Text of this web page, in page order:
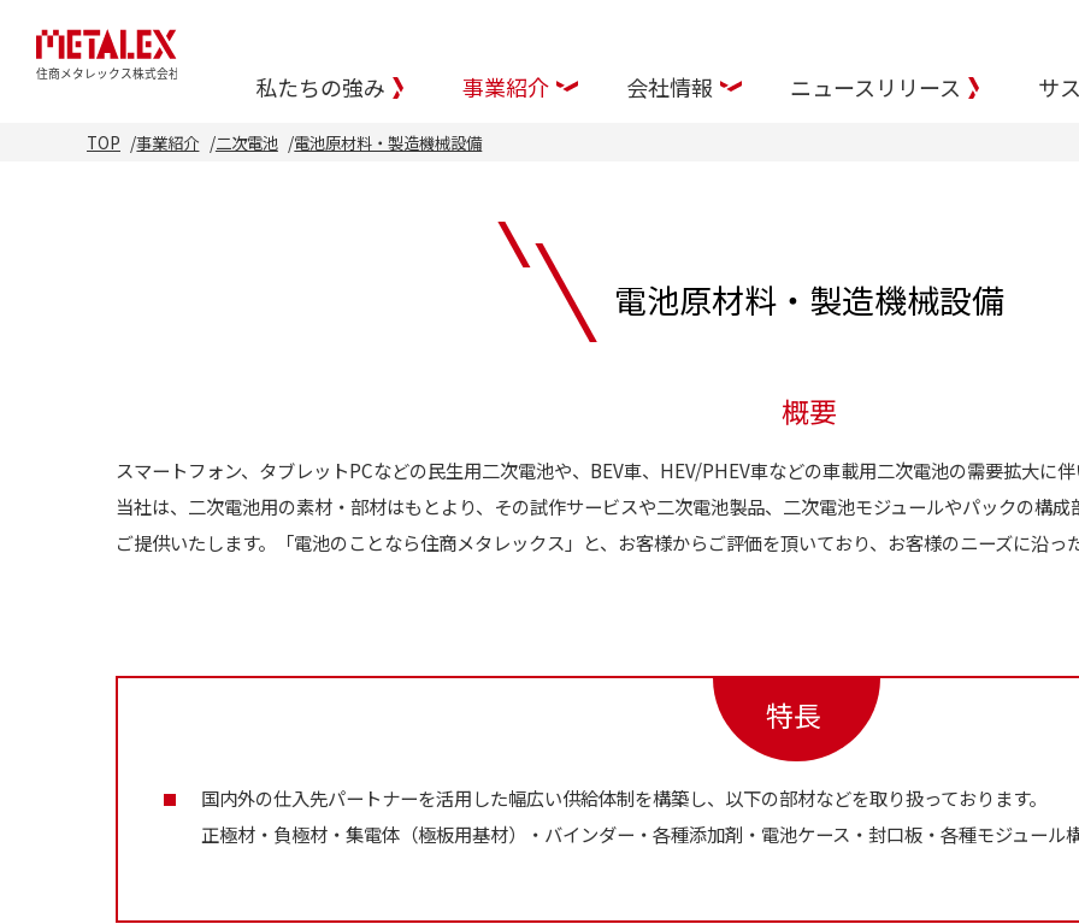
私たちの強み 事業紹介 会社情報 ニュースリリース サ
TOP 事業紹介 二次電池 電池原材料・製造機械設備
電池原材料・製造機械設備
概要
スマートフォン、タブレットPCなどの民生用二次電池や、BEV車、HEV/PHEV車などの車載用二次電池の需要拡大に
当社は、二次電池用の素材・部材はもとより、その試作サービスや二次電池製品、二次電池モジュールやパックの構
ご提供いたします。「電池のことなら住商メタレックス」と、お客様からご評価を頂いており、お客様のニーズに沿っ
特長
国内外の仕入先パートナーを活用した幅広い供給体制を構築し、以下の部材などを取り扱っております。
正極材・負極材・集電体（極板用基材）・バインダー・各種添加剤・電池ケース・封⼝板・各種モジュール